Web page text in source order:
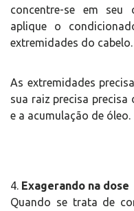
concentre-se em seu
aplique o
extremidades do cabelo.
As extremidades
sua raiz precisa precisa
e a acumulação de óleo.
4. Exagerando na dose
Quando se trata de